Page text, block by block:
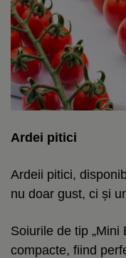
Ardei pitici
Ardeii pitici,
nu doar gust, ci și
Soiurile de tip „Mini
compacte, fiind